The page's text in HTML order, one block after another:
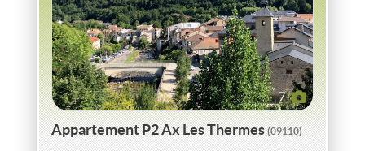
7
Appartement P2 Ax Les Thermes(09110)